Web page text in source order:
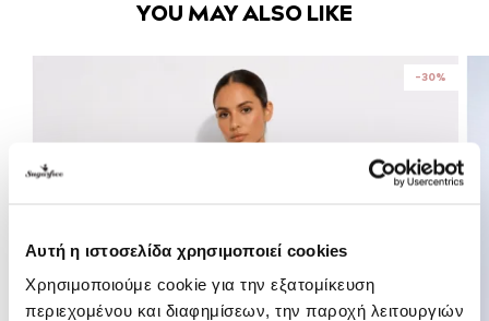
Αυτή η ιστοσελίδα χρησιμοποιεί cookies
Χρησιμοποιούμε cookie για την εξατομίκευση
περιεχομένου και διαφημίσεων, την παροχή λειτουργιών
YOU MAY ALSO LIKE
-30%